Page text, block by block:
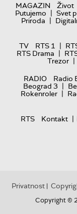
MAGAZIN
Život
Putujemo | Svet
Priroda |
TV
RTS 1 |
RTS Drama |
Trezor |
RADIO
Radio
Beograd 3 |
Rokenroler |
RTS
Kontakt |
Privatnost|
Copyright ©